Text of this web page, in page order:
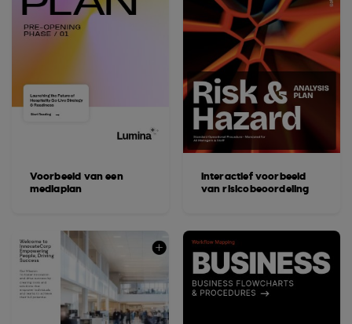
Voorbeeld van een
mediaplan
Interactief voorbeeld
van risicobeoordeling